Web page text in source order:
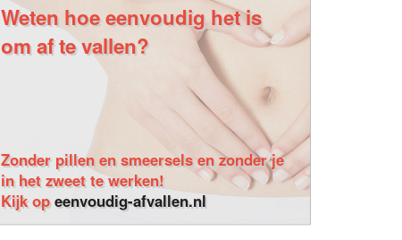
Weten hoe eenvoudig het is
om af te vallen?
Zonder pillen en smeersels en zonder je
in het zweet te werken!
Kijk opeenvoudig-afvallen.nl